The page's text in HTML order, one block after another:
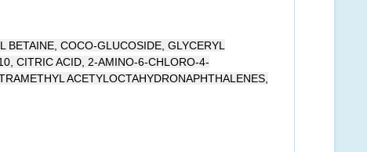
COCO-GLUCOSIDE, GLYCERYL
CITRIC ACID, 2-AMINO-6-CHLORO-4-
ACETYLOCTAHYDRONAPHTHALENES,